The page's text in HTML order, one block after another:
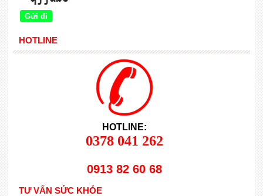
HOTLINE
HOTLINE:
0378 041 262
0913 82 60 68
TƯ VẤN SỨC KHỎE